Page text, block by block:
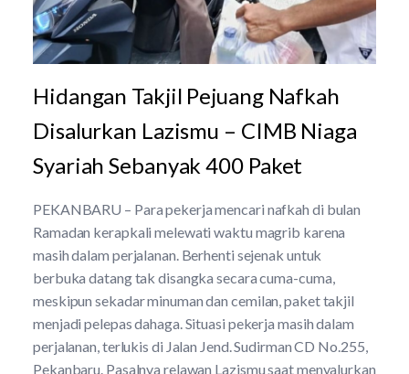
Hidangan Takjil Pejuang Nafkah
Disalurkan Lazismu – CIMB Niaga
Syariah Sebanyak 400 Paket
PEKANBARU – Para pekerja mencari nafkah di bulan
Ramadan kerapkali melewati waktu magrib karena
masih dalam perjalanan. Berhenti sejenak untuk
berbuka datang tak disangka secara cuma-cuma,
meskipun sekadar minuman dan cemilan, paket takjil
menjadi pelepas dahaga. Situasi pekerja masih dalam
perjalanan, terlukis di Jalan Jend. Sudirman CD No.255,
Pekanbaru. Pasalnya relawan Lazismu saat menyalurkan